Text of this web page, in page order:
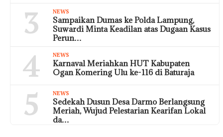
3 NEWS
Sampaikan Dumas ke Polda Lampung,
Suwardi Minta Keadilan atas Dugaan Kasus
Perun…
4 NEWS
Karnaval Meriahkan HUT Kabupaten
Ogan Komering Ulu ke-116 di Baturaja
5 NEWS
Sedekah Dusun Desa Darmo Berlangsung
Meriah, Wujud Pelestarian Kearifan Lokal
da…